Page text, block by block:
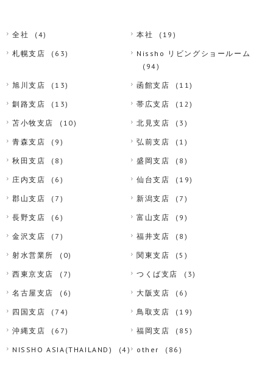
全社 (4) 本社 (19)
札幌支店 (63)
Nissho リビングショールーム
(94)
旭川支店 (13) 函館支店 (11)
釧路支店 (13) 帯広支店 (12)
苫小牧支店 (10) 北見支店 (3)
青森支店 (9) 弘前支店 (1)
秋田支店 (8) 盛岡支店 (8)
庄内支店 (6) 仙台支店 (19)
郡山支店 (7) 新潟支店 (7)
長野支店 (6) 富山支店 (9)
金沢支店 (7) 福井支店 (8)
射水営業所 (0) 関東支店 (5)
西東京支店 (7) つくば支店 (3)
名古屋支店 (6) 大阪支店 (6)
四国支店 (74) 鳥取支店 (19)
沖縄支店 (67) 福岡支店 (85)
NISSHO ASIA(THAILAND) (4) other (86)